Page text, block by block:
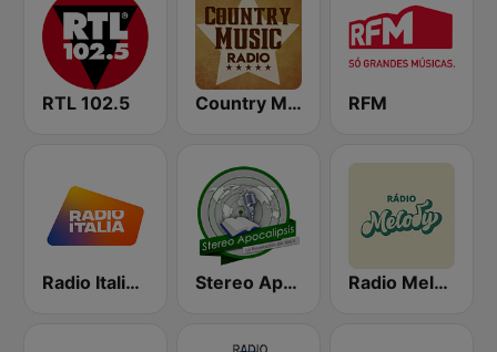
RTL 102.5 Country Music Radio - Classic Country RFM
Radio Italia solomusicaitaliana Stereo Apocalipsis Radio Melody